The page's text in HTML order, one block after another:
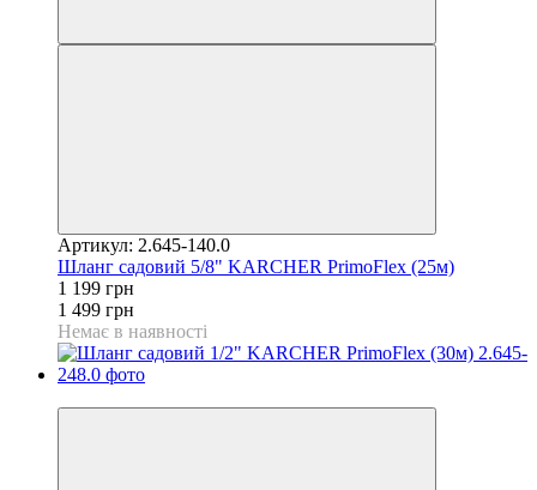
Артикул: 2.645-140.0
Шланг садовий 5/8" KARCHER PrimoFlex (25м)
1 199 грн
1 499 грн
Немає в наявності